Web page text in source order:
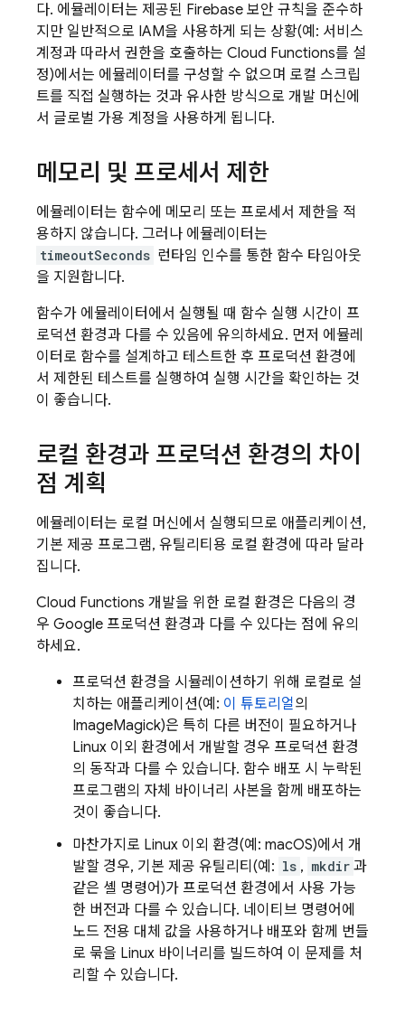
다. 에뮬레이터는 제공된 Firebase 보안 규칙을 준수하
지만 일반적으로 IAM을 사용하게 되는 상황(예: 서비스
계정과 따라서 권한을 호출하는 Cloud Functions를 설
정)에서는 에뮬레이터를 구성할 수 없으며 로컬 스크립
트를 직접 실행하는 것과 유사한 방식으로 개발 머신에
서 글로벌 가용 계정을 사용하게 됩니다.
메모리 및 프로세서 제한
에뮬레이터는 함수에 메모리 또는 프로세서 제한을 적
용하지 않습니다. 그러나 에뮬레이터는
timeoutSeconds 런타임 인수를 통한 함수 타임아웃
을 지원합니다.
함수가 에뮬레이터에서 실행될 때 함수 실행 시간이 프
로덕션 환경과 다를 수 있음에 유의하세요. 먼저 에뮬레
이터로 함수를 설계하고 테스트한 후 프로덕션 환경에
서 제한된 테스트를 실행하여 실행 시간을 확인하는 것
이 좋습니다.
로컬 환경과 프로덕션 환경의 차이
점 계획
에뮬레이터는 로컬 머신에서 실행되므로 애플리케이션,
기본 제공 프로그램, 유틸리티용 로컬 환경에 따라 달라
집니다.
Cloud Functions 개발을 위한 로컬 환경은 다음의 경
우 Google 프로덕션 환경과 다를 수 있다는 점에 유의
하세요.
프로덕션 환경을 시뮬레이션하기 위해 로컬로 설
치하는 애플리케이션(예: 이 튜토리얼의
ImageMagick)은 특히 다른 버전이 필요하거나
Linux 이외 환경에서 개발할 경우 프로덕션 환경
의 동작과 다를 수 있습니다. 함수 배포 시 누락된
프로그램의 자체 바이너리 사본을 함께 배포하는
것이 좋습니다.
마찬가지로 Linux 이외 환경(예: macOS)에서 개
발할 경우, 기본 제공 유틸리티(예: ls , mkdir 과
같은 셸 명령어)가 프로덕션 환경에서 사용 가능
한 버전과 다를 수 있습니다. 네이티브 명령어에
노드 전용 대체 값을 사용하거나 배포와 함께 번들
로 묶을 Linux 바이너리를 빌드하여 이 문제를 처
리할 수 있습니다.